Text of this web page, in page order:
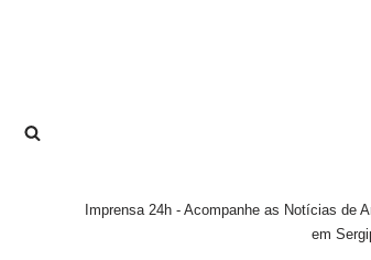
Imprensa 24h - Acompanhe as Notícias de
em